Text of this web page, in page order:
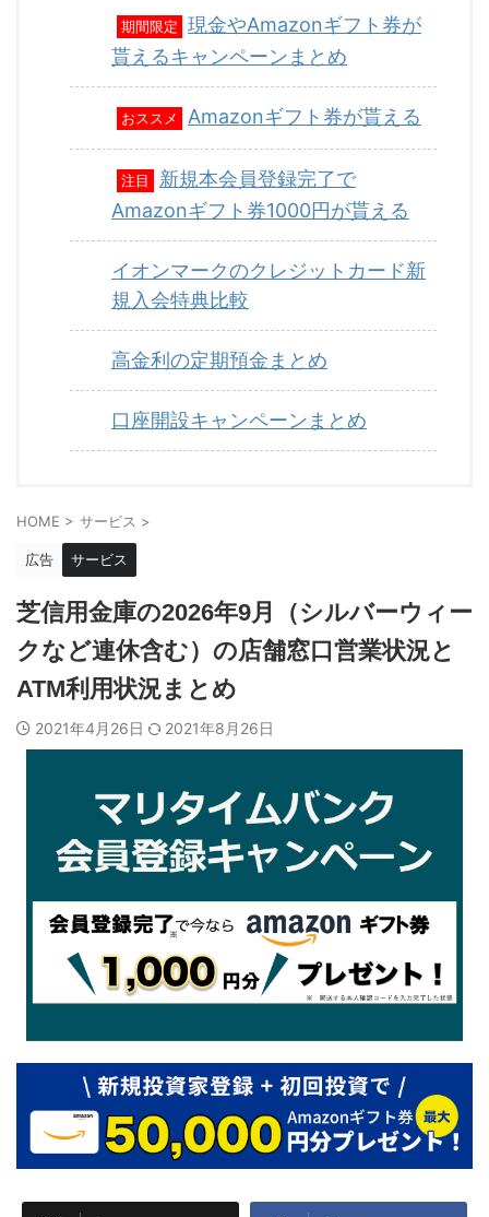
期間限定
現金やAmazonギフト券が
貰えるキャンペーンまとめ
おススメ Amazonギフト券が貰える
注目
新規本会員登録完了で
Amazonギフト券1000円が貰える
イオンマークのクレジットカード新
規入会特典比較
高金利の定期預金まとめ
口座開設キャンペーンまとめ
HOME > サービス >
広告 サービス
芝信用金庫の2026年9月（シルバーウィー
クなど連休含む）の店舗窓口営業状況と
ATM利用状況まとめ
2021年4月26日 2021年8月26日